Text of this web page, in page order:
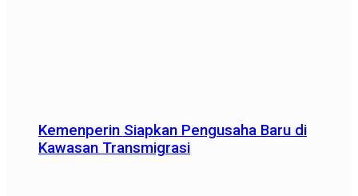
Kemenperin Siapkan Pengusaha Baru di
Kawasan Transmigrasi